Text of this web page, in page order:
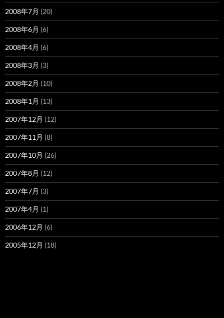
2008年7月 (20)
2008年6月 (6)
2008年4月 (6)
2008年3月 (3)
2008年2月 (10)
2008年1月 (13)
2007年12月 (12)
2007年11月 (8)
2007年10月 (26)
2007年8月 (12)
2007年7月 (3)
2007年4月 (1)
2006年12月 (6)
2005年12月 (18)